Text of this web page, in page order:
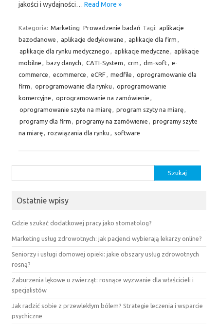
jakości i wydajności… Read More »
Kategoria: Marketing Prowadzenie badań Tagi: aplikacje
bazodanowe , aplikacje dedykowane , aplikacje dla firm ,
aplikacje dla rynku medycznego , aplikacje medyczne , aplikacje
mobilne , bazy danych , CATI-System , crm , dm-soft, e-
commerce , ecommerce , eCRF, medfile , oprogramowanie dla
firm , oprogramowanie dla rynku , oprogramowanie
komercyjne , oprogramowanie na zamówienie ,
oprogramowanie szyte na miarę, program szyty na miarę,
programy dla firm , programy na zamówienie , programy szyte
na miarę, rozwiązania dla rynku , software
Ostatnie wpisy
Gdzie szukać dodatkowej pracy jako stomatolog?
Marketing usług zdrowotnych: jak pacjenci wybierają lekarzy online?
Seniorzy i usługi domowej opieki: jakie obszary usług zdrowotnych
rosną?
Zaburzenia lękowe u zwierząt: rosnące wyzwanie dla właścicieli i
specjalistów
Jak radzić sobie z przewlekłym bólem? Strategie leczenia i wsparcie
psychiczne